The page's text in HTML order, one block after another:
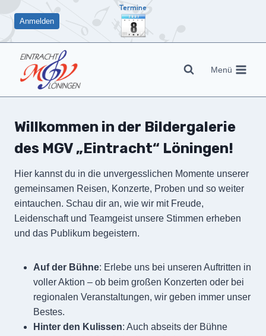
InhaltAnmelden
Termine
Menü
Willkommen in der Bildergalerie
des MGV „Eintracht“ Löningen!
Hier kannst du in die unvergesslichen Momente unserer
gemeinsamen Reisen, Konzerte, Proben und so weiter
eintauchen. Schau dir an, wie wir mit Freude,
Leidenschaft und Teamgeist unsere Stimmen erheben
und das Publikum begeistern.
Auf der Bühne: Erlebe uns bei unseren Auftritten in
voller Aktion – ob beim großen Konzerten oder bei
regionalen Veranstaltungen, wir geben immer unser
Bestes.
Hinter den Kulissen: Auch abseits der Bühne